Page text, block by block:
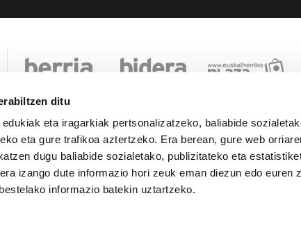
ditu
eta iragarkiak pertsonalizatzeko, baliabide
eta gure trafikoa aztertzeko. Era berean, gure web
dugu baliabide sozialetako, publizitateko eta
izango dute informazio hori zeuk eman diezun edo euren
informazio batekin uztartzeko.
Lege oharra Pribatutasuna Cookie politika